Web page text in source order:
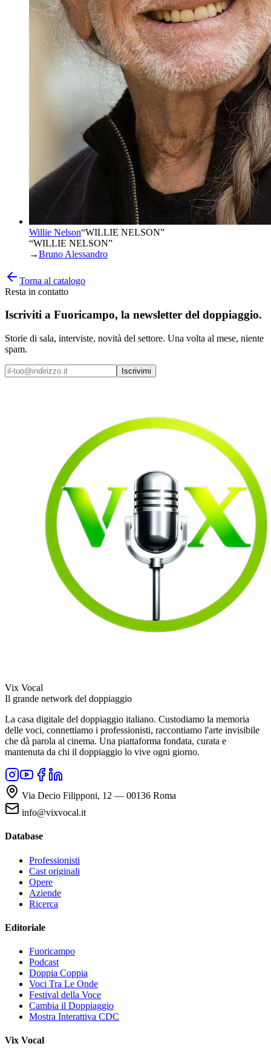
Willie Nelson“WILLIE NELSON”
“WILLIE NELSON”
→Bruno Alessandro
Torna al catalogo
Resta in contatto
Iscriviti a Fuoricampo, la newsletter del doppiaggio.
Storie di sala, interviste, novità del settore. Una volta al mese, niente
spam.
Iscrivimi
Vix Vocal
Il grande network del doppiaggio
La casa digitale del doppiaggio italiano. Custodiamo la memoria
delle voci, connettiamo i professionisti, raccontiamo l'arte invisibile
che dà parola al cinema. Una piattaforma fondata, curata e
mantenuta da chi il doppiaggio lo vive ogni giorno.
Via Decio Filipponi, 12 — 00136 Roma
info@vixvocal.it
Database
Professionisti
Cast originali
Opere
Aziende
Ricerca
Editoriale
Fuoricampo
Podcast
Doppia Coppia
Voci Tra Le Onde
Festival della Voce
Cambia il Doppiaggio
Mostra Interattiva CDC
Vix Vocal